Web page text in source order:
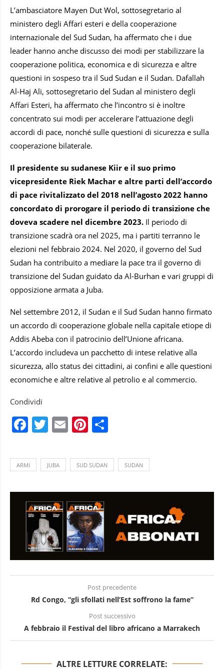
L’ambasciatore Mayen Dut Wol, sottosegretario al
ministero degli Affari esteri e della cooperazione
internazionale del Sud Sudan, ha affermato che i due
leader hanno anche discusso dei modi per stabilizzare la
cooperazione politica, economica e di sicurezza e altre
questioni in sospeso tra il Sud Sudan e il Sudan. Dafallah
Al-Haj Ali, sottosegretario del Sudan al ministero degli
Affari Esteri, ha affermato che l’incontro si è inoltre
concentrato sui modi per accelerare l’attuazione degli
accordi di pace, nonché sulle questioni di sicurezza e sulla
cooperazione bilaterale.
Il presidente su sudanese Kiir e il suo primo
vicepresidente Riek Machar e altre parti dell’accordo
di pace rivitalizzato del 2018 nell’agosto 2022 hanno
concordato di prorogare il periodo di transizione che
doveva scadere nel dicembre 2023. Il periodo di
transizione scadrà ora nel 2025, ma i partiti terranno le
elezioni nel febbraio 2024. Nel 2020, il governo del Sud
Sudan ha contribuito a mediare la pace tra il governo di
transizione del Sudan guidato da Al-Burhan e vari gruppi di
opposizione armata a Juba.
Nel settembre 2012, il Sudan e il Sud Sudan hanno firmato
un accordo di cooperazione globale nella capitale etiope di
Addis Abeba con il patrocinio dell’Unione africana.
L’accordo includeva un pacchetto di intese relative alla
sicurezza, allo status dei cittadini, ai confini e alle questioni
economiche e altre relative al petrolio e al commercio.
Condividi
Facebook
Twitter
EmailPinterest
ARMI JUBA SUD SUDAN SUDAN
Post precedente
Rd Congo, “gli sfollati nell’Est soffrono la fame”
Post successivo
A febbraio il Festival del libro africano a Marrakech
ALTRE LETTURE CORRELATE: